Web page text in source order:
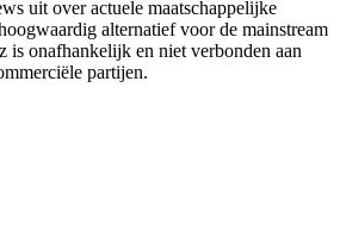
uit over actuele maatschappelijke
alternatief voor de mainstream
is onafhankelijk en niet verbonden aan
partijen.